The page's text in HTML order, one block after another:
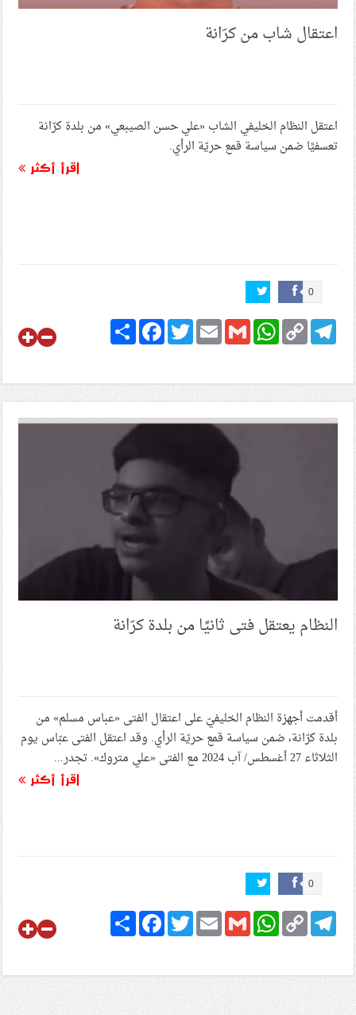
اعتقال شاب من كرّانة
اعتقل النظام الخليفي الشاب «علي حسن الصيبعي» من بلدة كرّانة
تعسفيًا ضمن سياسة قمع حريّة الرأي.
اقرأ أكثر
0
ShareFacebookTwitterEmailGmail
WhatsApp Copy
Link
Telegram
النظام يعتقل فتى ثانيًا من بلدة كرّانة
أقدمت أجهزة النظام الخليفيّ على اعتقال الفتى «عباس مسلم» من
بلدة كرّانة، ضمن سياسة قمع حريّة الرأي. وقد اعتقل الفتى عبّاس يوم
الثلاثاء 27 أغسطس/ آب 2024 مع الفتى «علي متروك». تجدر...
اقرأ أكثر
0
ShareFacebookTwitterEmailGmail
WhatsApp Copy
Link
Telegram